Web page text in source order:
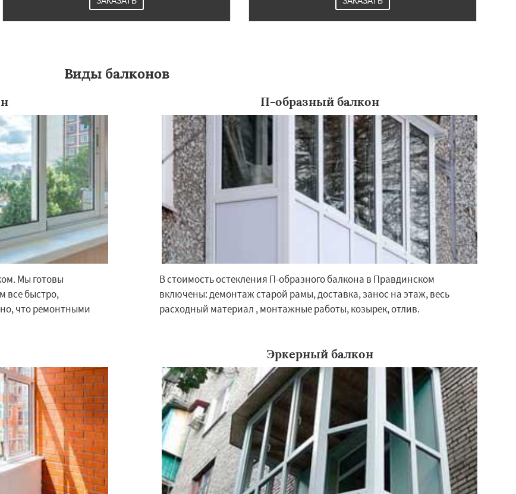
×
Виды балконов
Мы готовы
все быстро,
что ремонтными
П-образный балкон
В стоимость остекления П-образного балкона в Правдинском
включены: демонтаж старой рамы, доставка, занос на этаж, весь
расходный материал , монтажные работы, козырек, отлив.
Эркерный балкон
УЗНАТЬ ПОДРОБНЕЕ ×
Даю согласие на обработку персональных данных